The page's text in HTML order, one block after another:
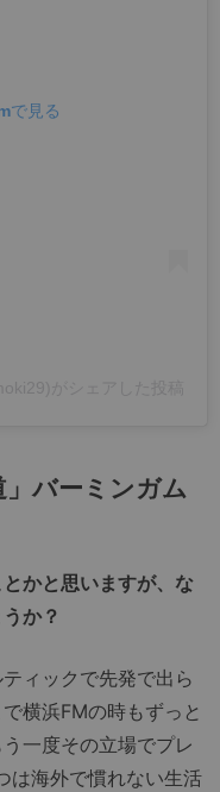
で見る
」バーミンガム
かと思いますが、な
か？
ィックで先発で出ら
横浜FMの時もずっと
一度その立場でプレ
は海外で慣れない生活